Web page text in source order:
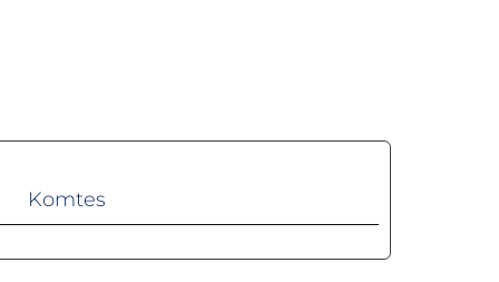
Komtes